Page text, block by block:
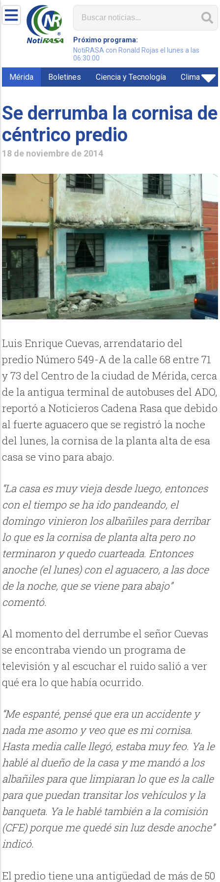
Próximo programa:
NotiRASA con Ronald Rojas el lunes a las
06:30:00
Mérida Boletines Ciencia y Tecnología Clima
Se derrumba la cornisa de
céntrico predio
18 de noviembre de 2014
Luis Enrique Cuevas, arrendatario del
predio Número 549-A de la calle 68 entre 71
y 73 del Centro de la ciudad de Mérida, cerca
de la antigua terminal de autobuses del ADO,
reportó a Noticieros Cadena Rasa que debido
al fuerte aguacero que se registró la noche
del lunes, la cornisa de la planta alta de esa
casa se vino para abajo.
“La casa es muy vieja desde luego, entonces
con el tiempo se ha ido pandeando, el
domingo vinieron los albañiles para derribar
lo que es la cornisa de planta alta pero no
terminaron y quedo cuarteada. Entonces
anoche (el lunes) con el aguacero, a las doce
de la noche, que se viene para abajo”
comentó.
Al momento del derrumbe el señor Cuevas
se encontraba viendo un programa de
televisión y al escuchar el ruido salió a ver
qué era lo que había ocurrido.
“Me espanté, pensé que era un accidente y
nada me asomo y veo que es mi cornisa.
Hasta media calle llegó, estaba muy feo. Ya le
hablé al dueño de la casa y me mandó a los
albañiles para que limpiaran lo que es la calle
para que puedan transitar los vehículos y la
banqueta. Ya le hablé también a la comisión
(CFE) porque me quedé sin luz desde anoche”
indicó.
El predio tiene una antigüedad de más de 50